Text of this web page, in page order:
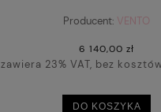
Producent: VENTO
6 140,00 zł
zawiera 23% VAT, bez
DO KOSZYKA